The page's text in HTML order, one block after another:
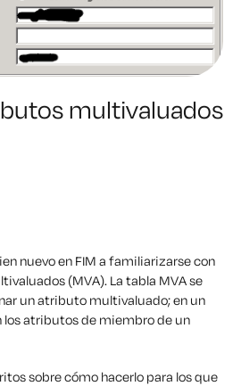
multivaluados
nuevo en FIM a familiarizarse con
(MVA). La tabla MVA se
un atributo multivaluado; en un
los atributos de miembro de un
sobre cómo hacerlo para los que